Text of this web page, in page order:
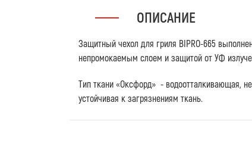
ОПИСАНИЕ
Защитный чехол для гриля BIPRO-665
непромокаемым слоем и защитой от УФ
Тип ткани «Оксфорд» - водоотталкивающая,
устойчивая к загрязнениям ткань.